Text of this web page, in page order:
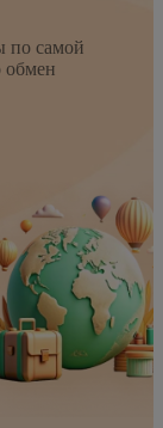
по самой
обмен